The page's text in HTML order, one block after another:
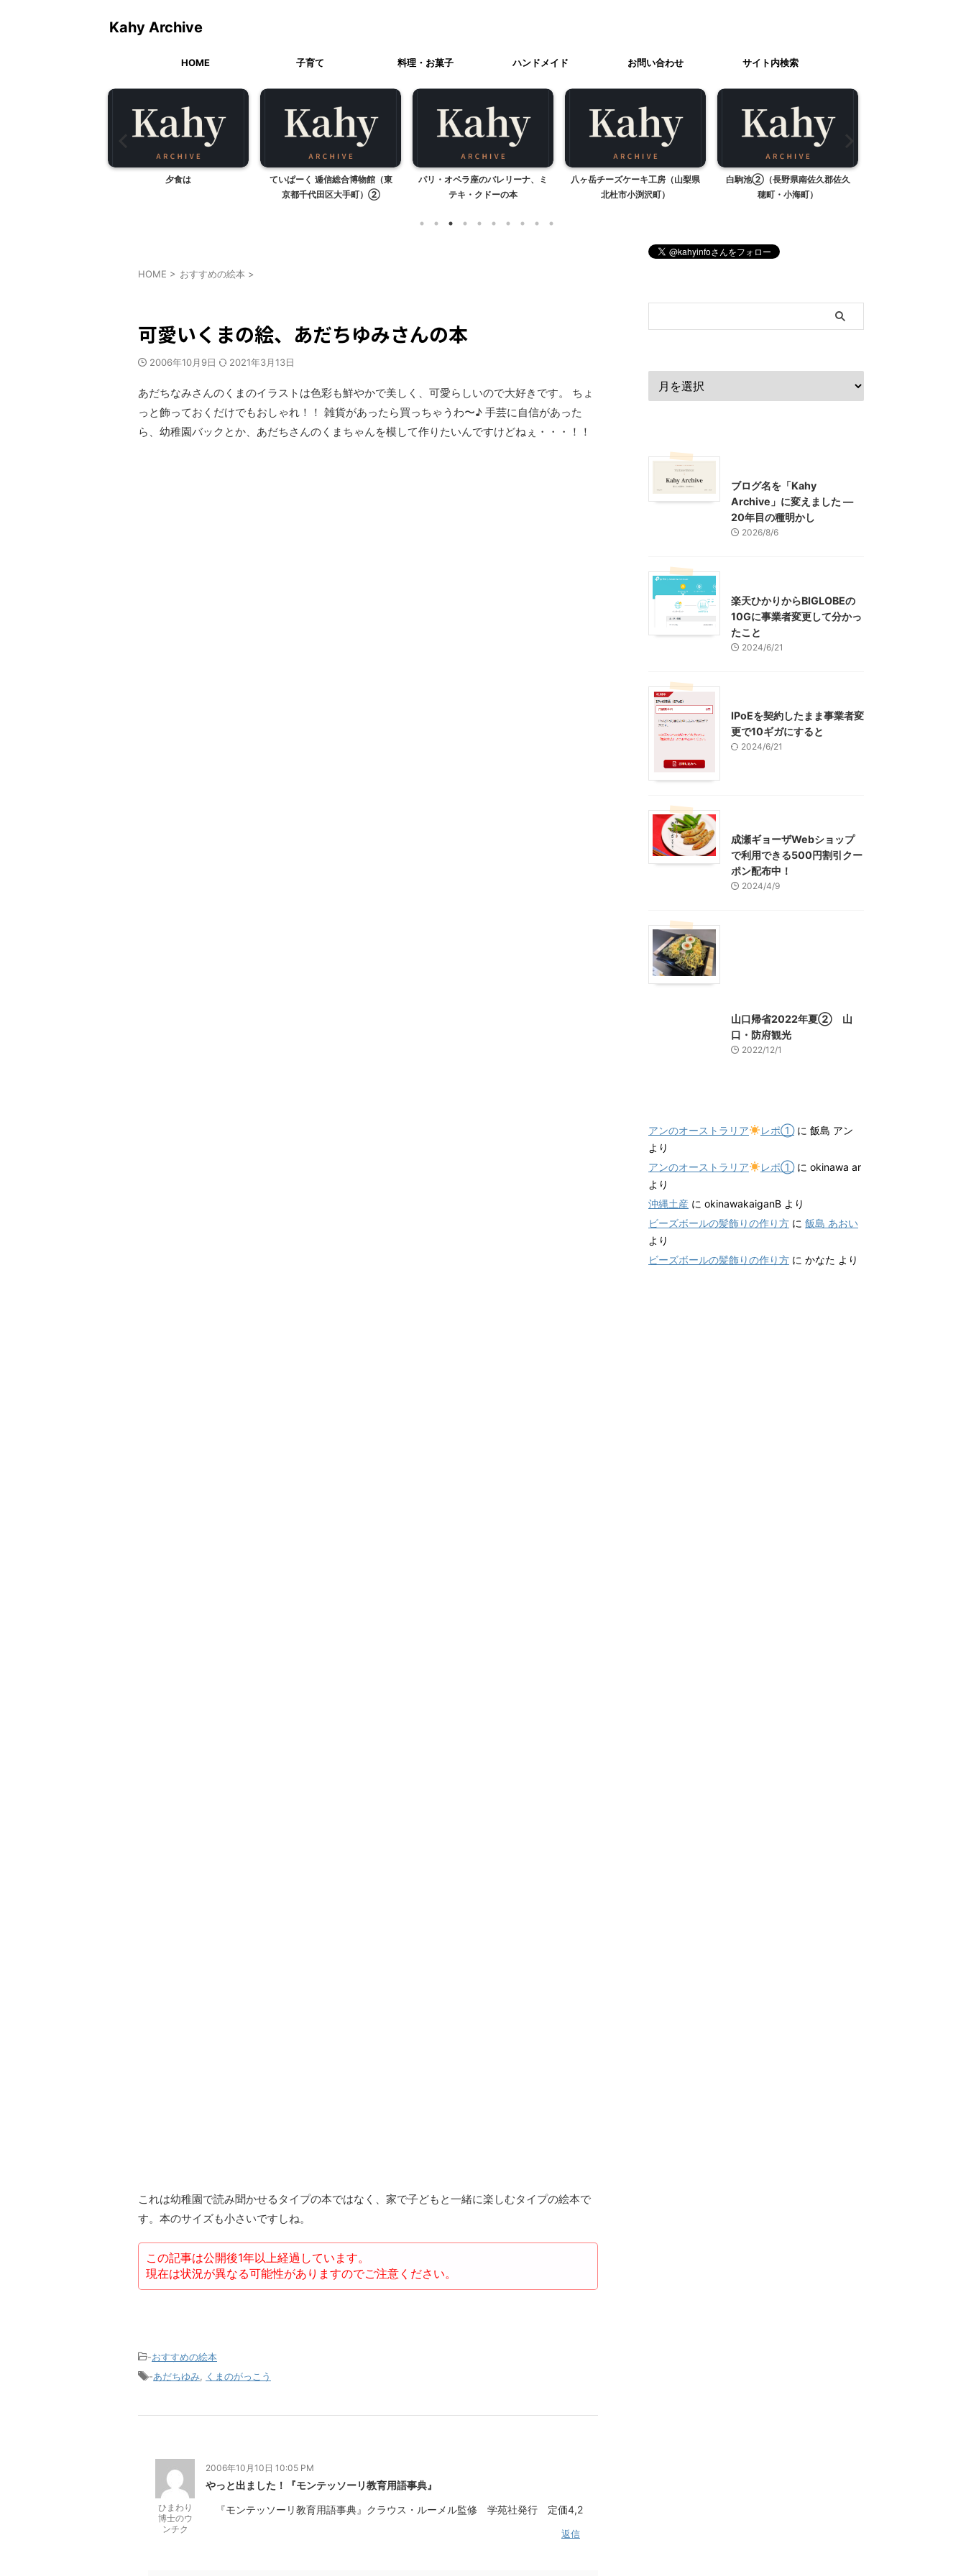
Kahy Archive
HOME 子育て 料理・お菓子 ハンドメイド お問い合わせ サイト内検索
夕食は
ていぱーく 逓信総合博物館（東
京都千代田区大手町）②
パリ・オペラ座のバレリーナ、ミ
テキ・クドーの本
八ヶ岳チーズケーキ工房（山梨県
北杜市小渕沢町）
白駒池②（長野県南佐久郡佐久
穂町・小海町）
HOME > おすすめの絵本 >
可愛いくまの絵、あだちゆみさんの本
2006年10月9日 2021年3月13日
あだちなみさんのくまのイラストは色彩も鮮やかで美しく、可愛らしいので大好きです。 ちょ
っと飾っておくだけでもおしゃれ！！ 雑貨があったら買っちゃうわ〜♪ 手芸に自信があった
ら、幼稚園バックとか、あだちさんのくまちゃんを模して作りたいんですけどねぇ・・・！！
これは幼稚園で読み聞かせるタイプの本ではなく、家で子どもと一緒に楽しむタイプの絵本で
す。本のサイズも小さいですしね。
この記事は公開後1年以上経過しています。
現在は状況が異なる可能性がありますのでご注意ください。
-おすすめの絵本
-あだちゆみ くまのがっこう
ひまわり
博士のウ
ンチク
2006年10月10日 10:05 PM
やっと出ました！『モンテッソーリ教育用語事典』
『モンテッソーリ教育用語事典』クラウス・ルーメル監修 学苑社発行 定価4,2
返信
ブログ名を「Kahy
Archive」に変えました ―
20年目の種明かし
2026/8/6
楽天ひかりからBIGLOBEの
10Gに事業者変更して分かっ
たこと
2024/6/21
IPoEを契約したまま事業者変
更で10ギガにすると
2024/6/21
成瀬ギョーザWebショップ
で利用できる500円割引クー
ポン配布中！
2024/4/9
山口帰省2022年夏② 山
口・防府観光
2022/12/1
アンのオーストラリア レポ①に 飯島 アン
より
アンのオーストラリア
レポ①に okinawa ar
より
沖縄土産 に okinawakaiganB より
ビーズボールの髪飾りの作り方 に 飯島 あおい
より
ビーズボールの髪飾りの作り方 に かなた より